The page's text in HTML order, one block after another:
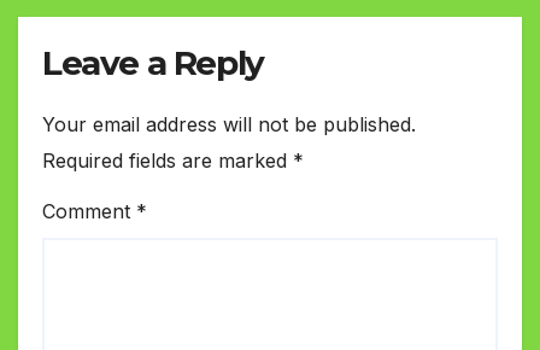
Leave a Reply
Your email address will not be published.
Required fields are marked *
Comment *